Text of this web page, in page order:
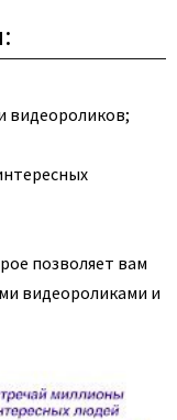
видеороликов;
позволяет вам
видеороликами и